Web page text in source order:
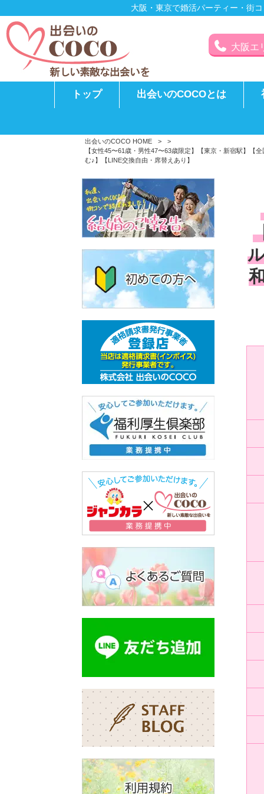
大阪・東京で婚活パーティー・街
大阪エ
トップ 出会いのCOCOとは
出会いのCOCO HOME >
>
【女性45〜61歳・男性47〜63歳限定】【東京・新宿駅】
む♪】【LINE交換自由・席替えあり】